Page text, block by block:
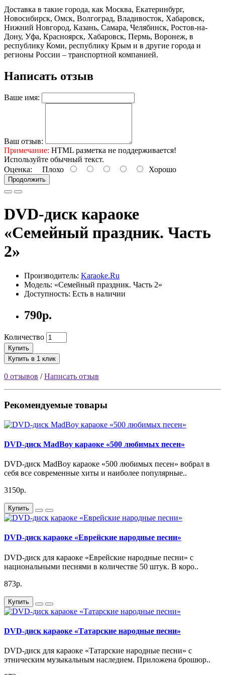
Доставка в такие города, как Москва, Екатеринбург,
Новосибирск, Омск, Волгоград, Владивосток, Хабаровск,
Нижний Новгород, Казань, Самара, Челябинск, Ростов-на-
Дону, Уфа, Красноярск, Хабаровск, Пермь, Воронеж, в
республику Коми, республику Крым и в другие города и
регионы России – транспортной компанией.
Написать отзыв
Ваше имя:
Ваш отзыв:
Примечание: HTML разметка не поддерживается!
Используйте обычный текст.
Оценка: Плохо Хорошо
Продолжить
DVD-диск караоке
«Семейный праздник. Часть
2»
Производитель: Karaoke.Ru
Модель: «Семейный праздник. Часть 2»
Доступность: Есть в наличии
790р.
Количество
Купить
Купить в 1 клик
0 отзывов /Написать отзыв
Рекомендуемые товары
DVD-диск MadBoy караоке «500 любимых песен»
DVD-диск MadBoy караоке «500 любимых песен» вобрал в
себя все современные хиты и наиболее популярные..
3150р.
Купить
DVD-диск караоке «Еврейские народные песни»
DVD-диск для караоке «Еврейские народные песни» с
национальными песнями в количестве 50 штук. В коро..
873р.
Купить
DVD-диск караоке «Татарские народные песни»
DVD-диск для караоке «Татарские народные песни» с
этническим музыкальным наследием. Приложена брошюр..